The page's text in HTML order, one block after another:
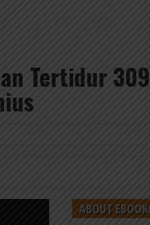
Tertidur
ABOUT